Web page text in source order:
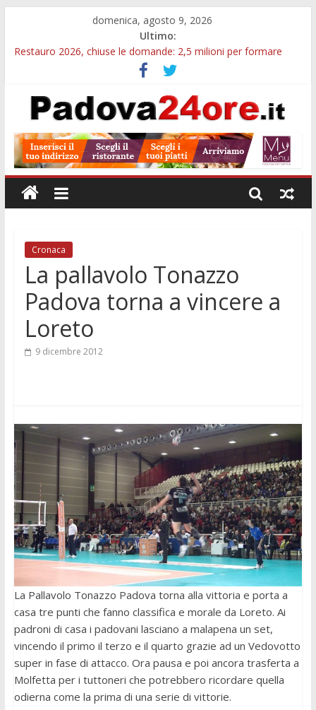
domenica, agosto 9, 2026
Ultimo:
Restauro 2026, chiuse le domande: 2,5 milioni per formare
nuove competenze in Veneto
Cinema Arena Romana, stasera la commedia di Antonio
Albanese sotto le stelle a Padova
Campo San Martino, il Museo della civiltà contadina apre gratis
Notizie di Padova alle ore 10: Notte del Volo sold out, Tribano
e festa oggi a Teolo
Teatro per famiglie a Loreggia, la Bella Addormentata arriva
sul palco domenica sera
Cronaca
La pallavolo Tonazzo
Padova torna a vincere a
Loreto
9 dicembre 2012
La Pallavolo Tonazzo Padova torna alla vittoria e porta a
casa tre punti che fanno classifica e morale da Loreto. Ai
padroni di casa i padovani lasciano a malapena un set,
vincendo il primo il terzo e il quarto grazie ad un Vedovotto
super in fase di attacco. Ora pausa e poi ancora trasferta a
Molfetta per i tuttoneri che potrebbero ricordare quella
odierna come la prima di una serie di vittorie.